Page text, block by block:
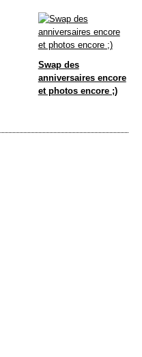
Swap des
anniversaires encore
et photos encore ;)